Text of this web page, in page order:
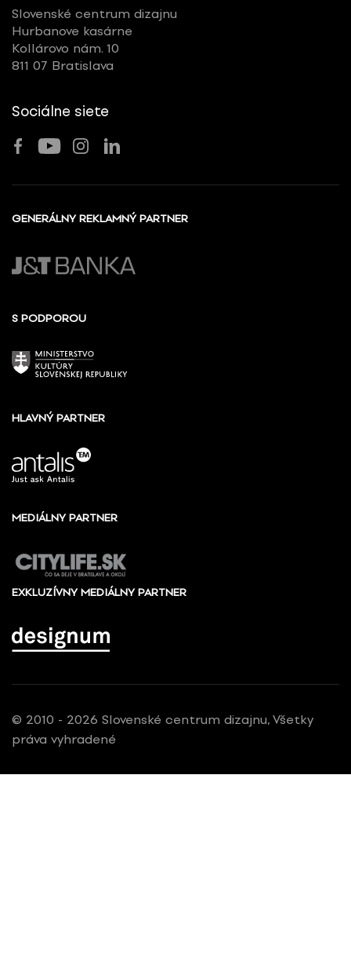
Slovenské centrum dizajnu
Hurbanove kasárne
Kollárovo nám. 10
811 07 Bratislava
Sociálne siete
GENERÁLNY REKLAMNÝ PARTNER
S PODPOROU
HLAVNÝ PARTNER
MEDIÁLNY PARTNER
EXKLUZÍVNY MEDIÁLNY PARTNER
© 2010 - 2026 Slovenské centrum dizajnu, Všetky
práva vyhradené